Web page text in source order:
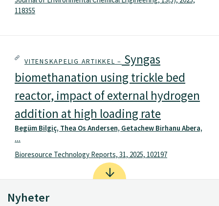
118355
VITENSKAPELIG ARTIKKEL – Syngas
biomethanation using trickle bed
reactor, impact of external hydrogen
addition at high loading rate
Begüm Bilgiç, Thea Os Andersen, Getachew Birhanu Abera,
...
Bioresource Technology Reports, 31, 2025, 102197
Nyheter